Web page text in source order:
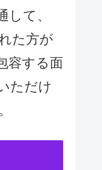
して、
た方が
容する面
ただけ